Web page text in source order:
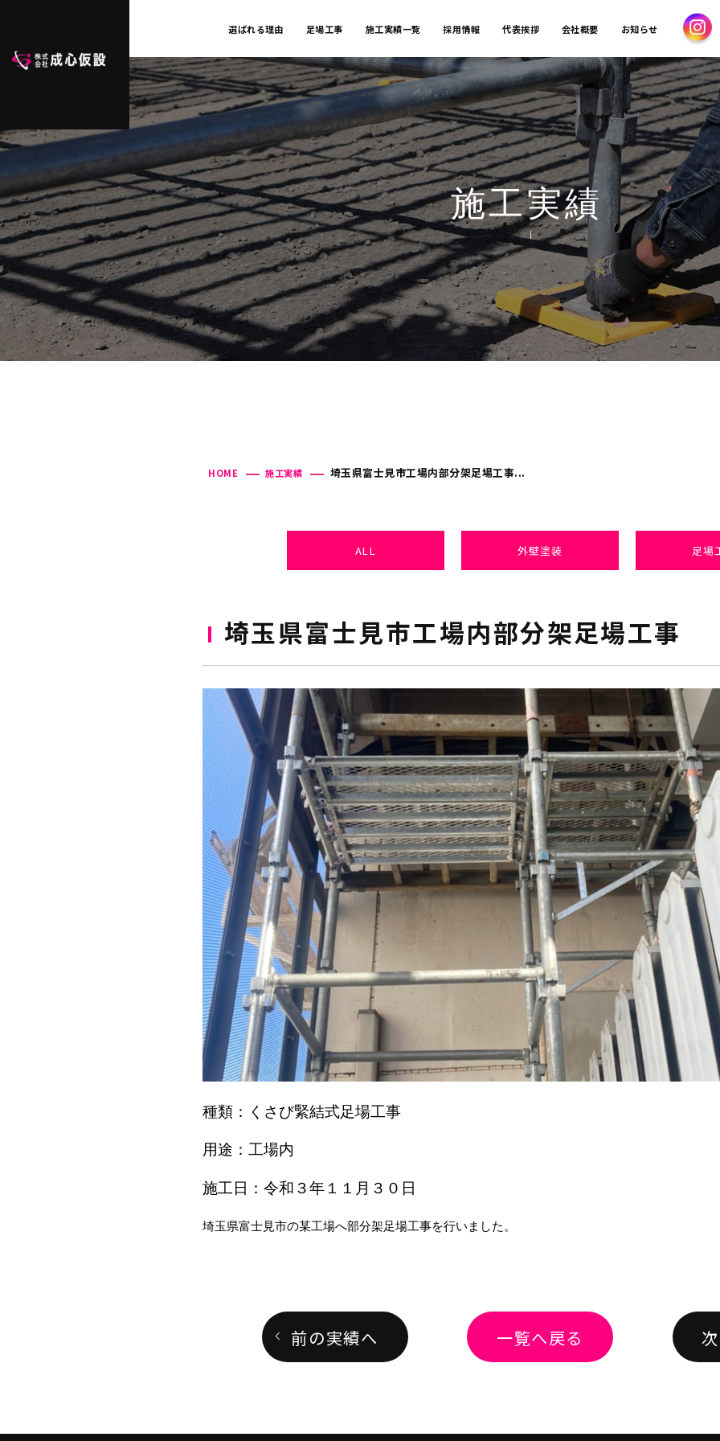
選ばれる理由 足場工事 施工実績一覧 採用情報 代表挨拶 会社概要 お知らせ
施工実績
Ï
HOME 施工実績 埼玉県富士見市工場内部分架足場工事...
ALL 外壁塗装 足場
埼玉県富士見市工場内部分架足場工事
種類：くさび緊結式足場工事
用途：工場内
施工日：令和３年１１月３０日
埼玉県富士見市の某工場へ部分架足場工事を行いました。
前の実績へ 一覧へ戻る